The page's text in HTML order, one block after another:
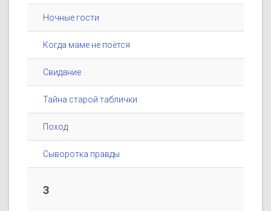
Ночные гости
Когда маме не поётся
Свидание
Тайна старой таблички
Поход
Сыворотка правды
3